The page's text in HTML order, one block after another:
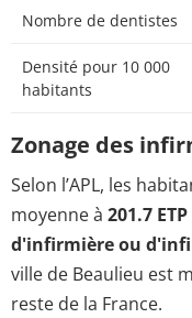
Nombre de dentistes
Densité pour 10 000
habitants
Zonage des
Selon l’APL, les
moyenne à 201.7
d'infirmière ou
ville de Beaulieu est
reste de la France.